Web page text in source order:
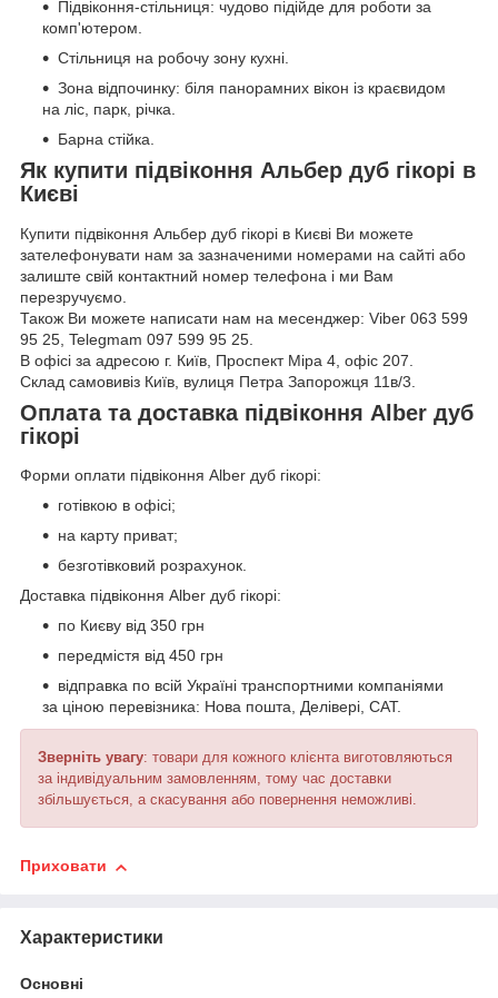
Підвіконня-стільниця: чудово підійде для роботи за
комп'ютером.
Стільниця на робочу зону кухні.
Зона відпочинку: біля панорамних вікон із краєвидом
на ліс, парк, річка.
Барна стійка.
Як купити підвіконня Альбер дуб гікорі в
Києві
Купити підвіконня Альбер дуб гікорі в Києві Ви можете
зателефонувати нам за зазначеними номерами на сайті або
залиште свій контактний номер телефона і ми Вам
перезручуємо.
Також Ви можете написати нам на месенджер: Viber 063 599
95 25, Telegmam 097 599 95 25.
В офісі за адресою г. Київ, Проспект Міра 4, офіс 207.
Склад самовивіз Київ, вулиця Петра Запорожця 11в/3.
Оплата та доставка підвіконня Alber дуб
гікорі
Форми оплати підвіконня Alber дуб гікорі:
готівкою в офісі;
на карту приват;
безготівковий розрахунок.
Доставка підвіконня Alber дуб гікорі:
по Києву від 350 грн
передмістя від 450 грн
відправка по всій Україні транспортними компаніями
за ціною перевізника: Нова пошта, Делівері, САТ.
Зверніть увагу: товари для кожного клієнта виготовляються
за індивідуальним замовленням, тому час доставки
збільшується, а скасування або повернення неможливі.
Приховати
Характеристики
Основні